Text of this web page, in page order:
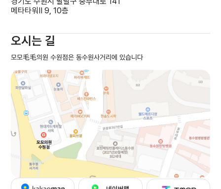
메타타워Ⅱ 9, 10층
오시는 길
모모毛毛의원 수원점은 동수원사거리에 있습니다